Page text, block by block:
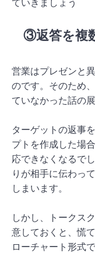
ていきましょう
③返答を複
営業はプレゼンと
のです。そのため
ていなかった話の
ターゲットの返事
プトを作成した場
応できなくなるで
りが相手に伝わっ
しまいます。
しかし、トークス
意しておくと、慌
ローチャート形式